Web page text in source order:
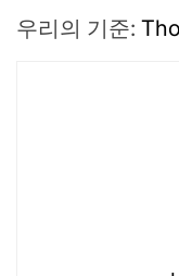
우리의 기준: